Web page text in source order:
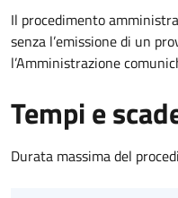
Il procedimento
senza l’emissione di un
l’Amministrazione
Tempi e
Durata massima del